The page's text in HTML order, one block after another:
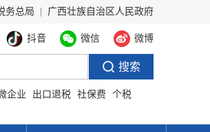
务总局 广西壮族自治区人民政府
抖音 微信 微博
企业 出口退税 社保费 个税